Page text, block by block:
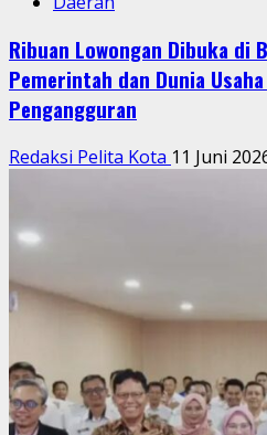
Ribuan Lowongan Dibuka di
Pemerintah dan Dunia
Pengangguran
Redaksi Pelita Kota 11 Juni